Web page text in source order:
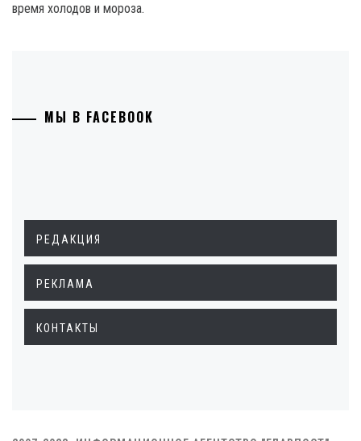
время холодов и мороза.
МЫ В FACEBOOK
РЕДАКЦИЯ
РЕКЛАМА
КОНТАКТЫ